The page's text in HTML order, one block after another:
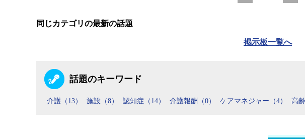
同じカテゴリの最新の話題
掲示板一覧へ
話題のキーワード
介護（13） 施設（8） 認知症（14） 介護報酬（0） ケアマネジャー（4） 高